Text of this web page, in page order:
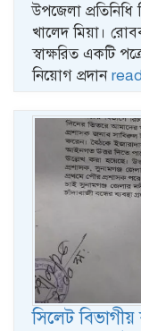
উপজেলা
খালেদ মিয়া।
স্বাক্ষরিত একটি
নিয়োগ প্রদান
সিলেট